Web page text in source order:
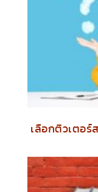
เลือกติวเตอ